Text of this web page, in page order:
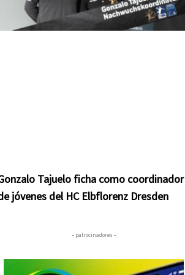
Tajuelo ficha como coordinador
jóvenes del HC Elbflorenz Dresden
– patrocinadores –